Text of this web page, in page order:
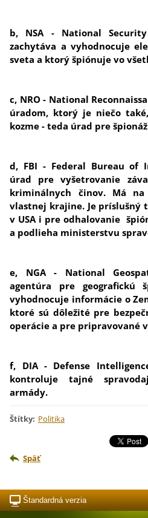
b, NSA - National
zachytáva a vyhodnocuje
sveta a ktorý špiónuje vo
c, NRO - National
úradom, ktorý je niečo
kozme - teda úrad pre
d, FBI - Federal Bureau of
úrad pre vyšetrovanie
kriminálnych činov. Má
vlastnej krajine. Je príslušný
v USA i pre odhalovanie
a podlieha ministerstvu
e, NGA - National
agentúra pre geografickú
vyhodnocuje informácie o
ktoré sú dôležité pre
operácie a pre pripravované
f, DIA - Defense
kontroluje tajné
armády.
Štítky: Politika
Späť
Štandardná verzia